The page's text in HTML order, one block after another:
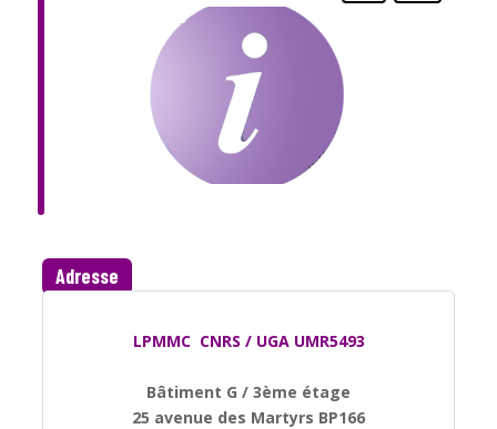
Adresse
LPMMC  CNRS / UGA UMR5493
Bâtiment G / 3ème étage
25 avenue des Martyrs BP166